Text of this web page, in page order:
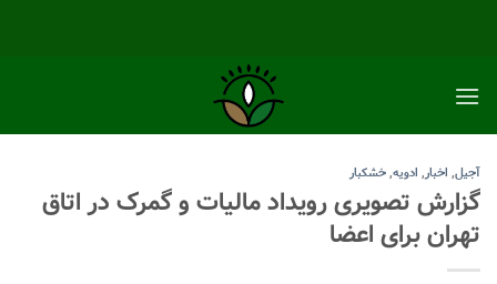
آجیل, اخبار, ادویه,خشکبار
گزارش تصویری رویداد مالیات و گمرک در اتاق
تهران برای اعضا